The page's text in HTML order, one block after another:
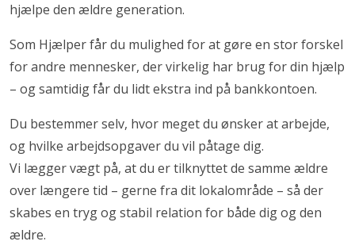
hjælpe den ældre generation.
Som Hjælper får du mulighed for at gøre en stor forskel
for andre mennesker, der virkelig har brug for din hjælp
– og samtidig får du lidt ekstra ind på bankkontoen.
Du bestemmer selv, hvor meget du ønsker at arbejde,
og hvilke arbejdsopgaver du vil påtage dig.
Vi lægger vægt på, at du er tilknyttet de samme ældre
over længere tid – gerne fra dit lokalområde – så der
skabes en tryg og stabil relation for både dig og den
ældre.